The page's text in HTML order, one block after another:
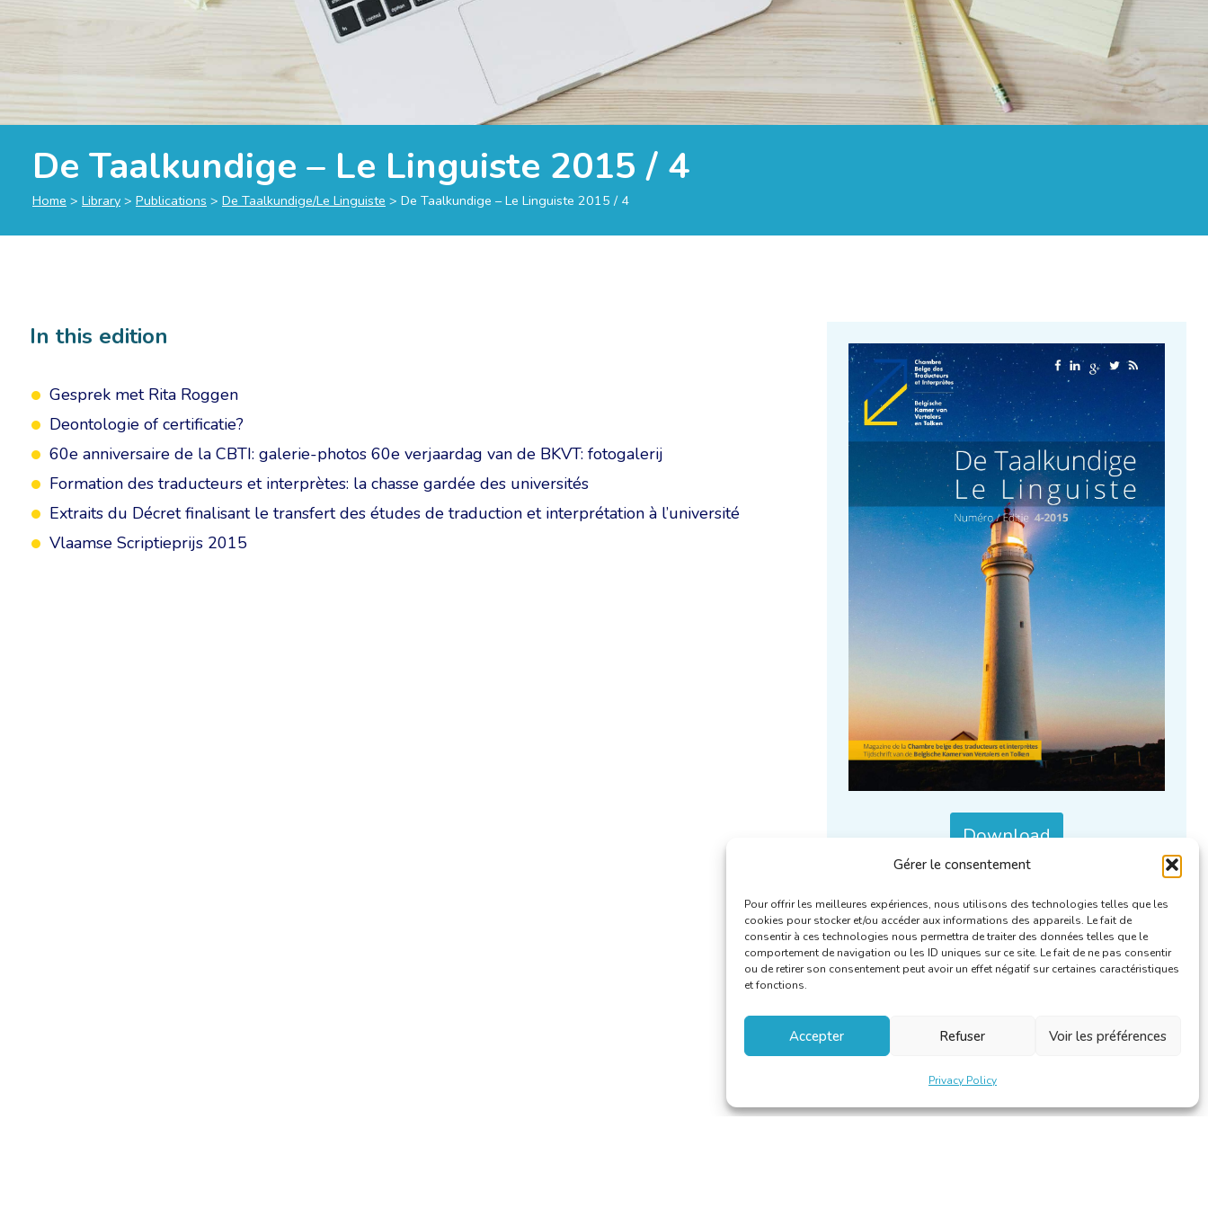
Gérer le consentement
Pour offrir les meilleures expériences, nous utilisons des technologies telles que les
cookies pour stocker et/ou accéder aux informations des appareils. Le fait de
consentir à ces technologies nous permettra de traiter des données telles que le
comportement de navigation ou les ID uniques sur ce site. Le fait de ne pas consentir
ou de retirer son consentement peut avoir un effet négatif sur certaines caractéristiques
et fonctions.
Accepter Refuser Voir les préférences
Privacy Policy
De Taalkundige – Le Linguiste 2015 / 4
Home > Library > Publications > De Taalkundige/Le Linguiste > De Taalkundige – Le Linguiste 2015 / 4
In this edition
Gesprek met Rita Roggen
Deontologie of certificatie?
60e anniversaire de la CBTI: galerie-photos 60e verjaardag van de BKVT: fotogalerij
Formation des traducteurs et interprètes: la chasse gardée des universités
Extraits du Décret finalisant le transfert des études de traduction et interprétation à l’université
Vlaamse Scriptieprijs 2015
Download
Categories : De Taalkundige/Le Linguiste